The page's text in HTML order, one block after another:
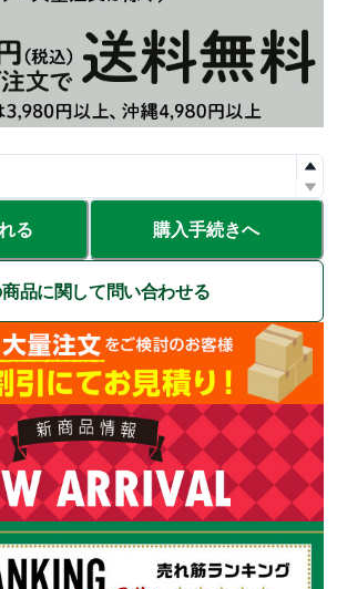
る 購入手続きへ
品に関して問い合わせる